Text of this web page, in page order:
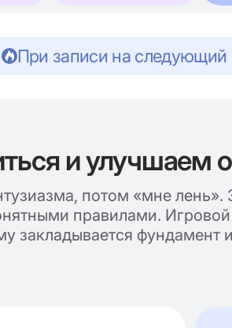
При записи на следующий
и улучшаем
потом «мне лень».
правилами.
закладывается фундамент